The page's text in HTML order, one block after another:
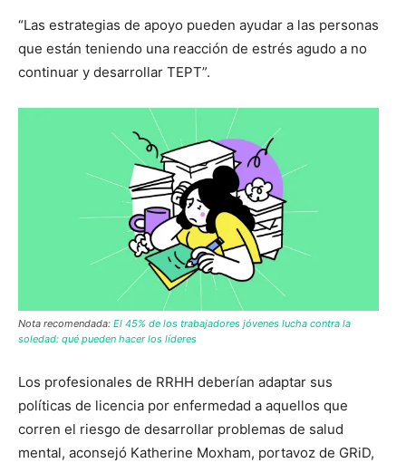
“Las estrategias de apoyo pueden ayudar a las personas
que están teniendo una reacción de estrés agudo a no
continuar y desarrollar TEPT”.
Nota recomendada: El 45% de los trabajadores jóvenes lucha contra la
soledad: qué pueden hacer los líderes
Los profesionales de RRHH deberían adaptar sus
políticas de licencia por enfermedad a aquellos que
corren el riesgo de desarrollar problemas de salud
mental, aconsejó Katherine Moxham, portavoz de GRiD,